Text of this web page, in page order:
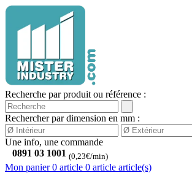
Recherche par produit ou référence :
Rechercher par dimension en mm :
Une info, une commande
0891 03 1001 (0,23€/min)
Mon panier 0 article 0 article article(s)